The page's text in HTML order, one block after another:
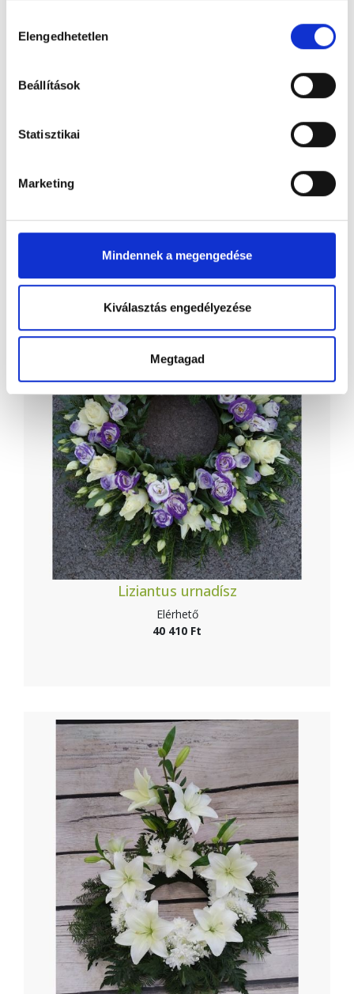
kiválasztása
Elengedhetetlen
Beállítások
Statisztikai
Marketing
Mindennek a megengedése
Kiválasztás engedélyezése
Megtagad
Liziantus urnadísz
Elérhető
40 410 Ft